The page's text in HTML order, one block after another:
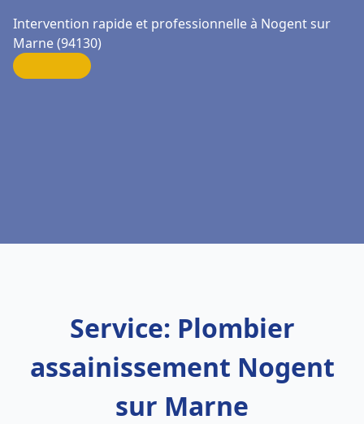
Intervention rapide et professionnelle à Nogent sur
Marne (94130)
Service: Plombier
assainissement Nogent
sur Marne